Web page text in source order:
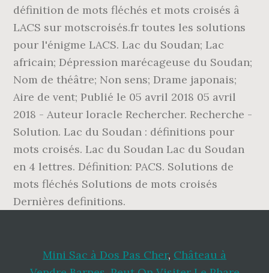
définition de mots fléchés et mots croisés â
LACS sur motscroisés.fr toutes les solutions
pour l'énigme LACS. Lac du Soudan; Lac
africain; Dépression marécageuse du Soudan;
Nom de théâtre; Non sens; Drame japonais;
Aire de vent; Publié le 05 avril 2018 05 avril
2018 - Auteur loracle Rechercher. Recherche -
Solution. Lac du Soudan : définitions pour
mots croisés. Lac du Soudan Lac du Soudan
en 4 lettres. Définition: PACS. Solutions de
mots fléchés Solutions de mots croisés
Dernières definitions.
Mini Sac à Dos Pas Cher, Château à